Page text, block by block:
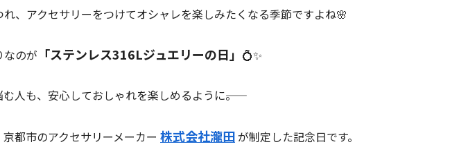
、アクセサリーをつけてオシャレを楽しみたくなる季節ですよね🌸
なのが 「ステンレス316Lジュエリーの日」 💍✨
人も、安心しておしゃれを楽しめるように――。
都市のアクセサリーメーカー 株式会社瀧田が制定した記念日です。